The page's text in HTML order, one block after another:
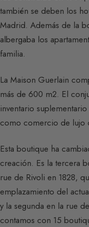
también se deben los
Madrid. Además de la
albergaba los
familia.
La Maison Guerlain
más de 600 m2. El
inventario
como comercio de lujo
Esta boutique ha
creación. Es la tercera
rue de Rivoli en 1828,
emplazamiento del
y la segunda en la rue
contamos con 15